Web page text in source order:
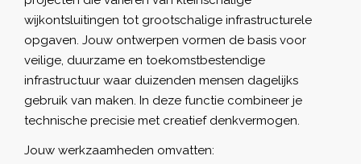
wijkontsluitingen tot grootschalige infrastructurele
opgaven. Jouw ontwerpen vormen de basis voor
veilige, duurzame en toekomstbestendige
infrastructuur waar duizenden mensen dagelijks
gebruik van maken. In deze functie combineer je
technische precisie met creatief denkvermogen.
Jouw werkzaamheden omvatten: